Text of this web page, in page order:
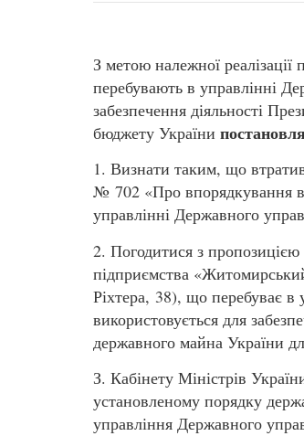
З метою належної
перебувають в управлінні
забезпечення діяльності
бюджету України
1. Визнати таким, що
№ 702 «Про впорядкування
управлінні Державного
2. Погодитися з
підприємства
Ріхтера, 38), що перебуває в
використовується для
державного майна України
З. Кабінету Міністрів
установленому порядку
управління Державного